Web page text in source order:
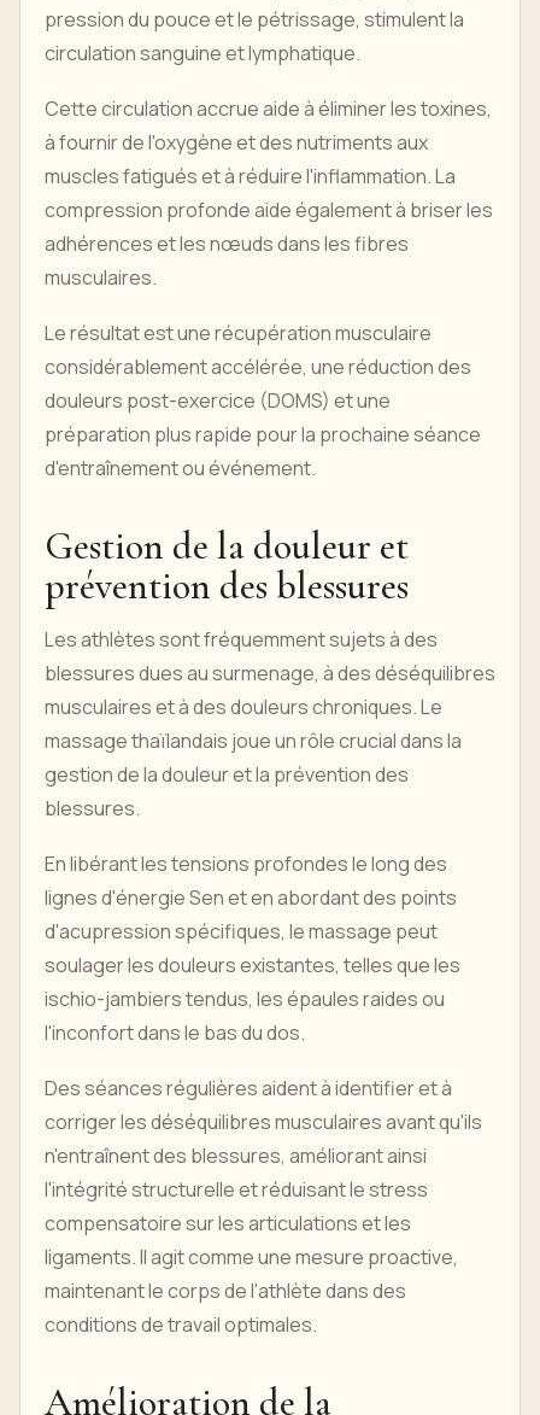
pression du pouce et le pétrissage, stimulent la
circulation sanguine et lymphatique.
Cette circulation accrue aide à éliminer les toxines,
à fournir de l'oxygène et des nutriments aux
muscles fatigués et à réduire l'inflammation. La
compression profonde aide également à briser les
adhérences et les nœuds dans les fibres
musculaires.
Le résultat est une récupération musculaire
considérablement accélérée, une réduction des
douleurs post-exercice (DOMS) et une
préparation plus rapide pour la prochaine séance
d'entraînement ou événement.
Gestion de la douleur et
prévention des blessures
Les athlètes sont fréquemment sujets à des
blessures dues au surmenage, à des déséquilibres
musculaires et à des douleurs chroniques. Le
massage thaïlandais joue un rôle crucial dans la
gestion de la douleur et la prévention des
blessures.
En libérant les tensions profondes le long des
lignes d'énergie Sen et en abordant des points
d'acupression spécifiques, le massage peut
soulager les douleurs existantes, telles que les
ischio-jambiers tendus, les épaules raides ou
l'inconfort dans le bas du dos.
Des séances régulières aident à identifier et à
corriger les déséquilibres musculaires avant qu'ils
n'entraînent des blessures, améliorant ainsi
l'intégrité structurelle et réduisant le stress
compensatoire sur les articulations et les
ligaments. Il agit comme une mesure proactive,
maintenant le corps de l'athlète dans des
conditions de travail optimales.
Amélioration de la